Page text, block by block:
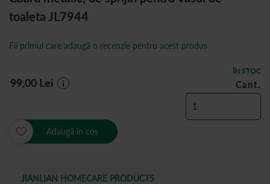
JIANLIAN HOMECARE PRODUCTS
toaleta JL7944
ÎN STOC
Fii primul care adaugă o recenzie pentru acest produs
99,00 Lei i Cant.
Adaugă în coș